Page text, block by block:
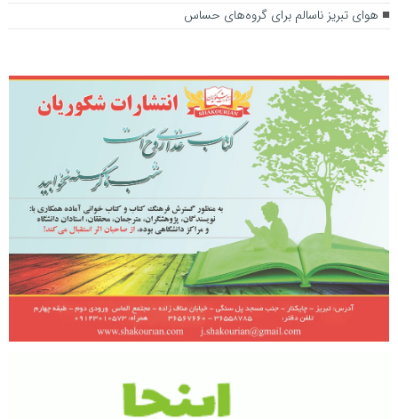
هوای تبریز ناسالم برای گروه‌های حساس